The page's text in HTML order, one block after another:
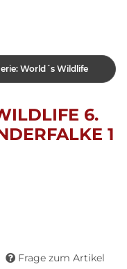
World´s Wildlife
6.
1
Frage zum Artikel